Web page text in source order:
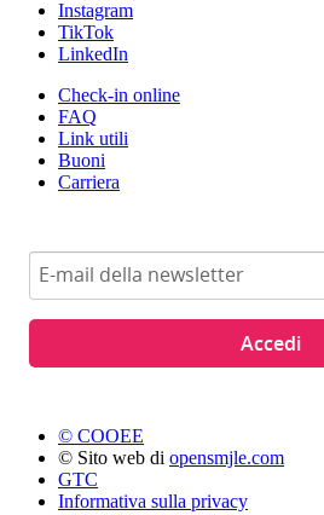
Instagram
TikTok
LinkedIn
Check-in online
FAQ
Link utili
Buoni
Carriera
Accedi
© COOEE
© Sito web di opensmjle.com
GTC
Informativa sulla privacy